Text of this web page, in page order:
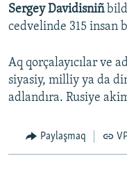
Sergey Davidisniñ
cedvelinde 315 insan
Aq qorçalayıcılar ve
siyasiy, milliy ya da
adlandıra. Rusiye
Paylaşmaq